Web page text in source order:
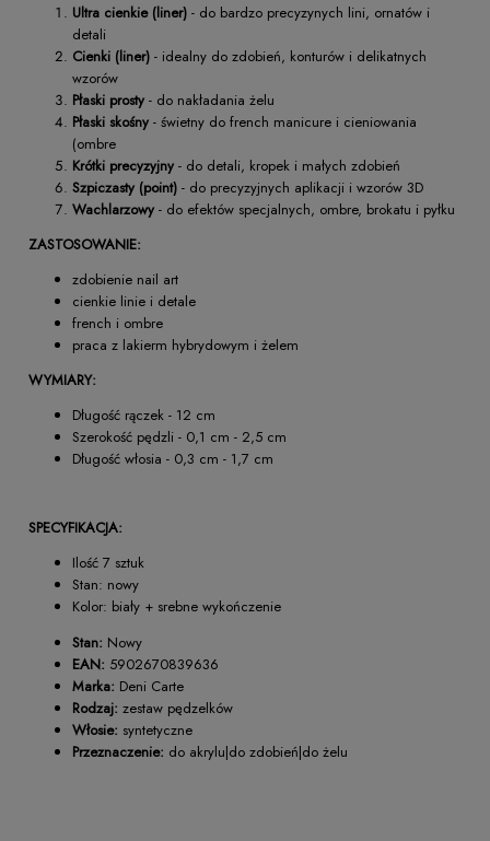
Ultra cienkie (liner) - do bardzo precyzynych lini, ornatów i
detali
Cienki (liner) - idealny do zdobień, konturów i delikatnych
wzorów
Płaski prosty - do nakładania żelu
Płaski skośny - świetny do french manicure i cieniowania
(ombre
Krótki precyzyjny - do detali, kropek i małych zdobień
Szpiczasty (point) - do precyzyjnych aplikacji i wzorów 3D
Wachlarzowy - do efektów specjalnych, ombre, brokatu i pyłku
ZASTOSOWANIE:
zdobienie nail art
cienkie linie i detale
french i ombre
praca z lakierm hybrydowym i żelem
WYMIARY:
Długość rączek - 12 cm
Szerokość pędzli - 0,1 cm - 2,5 cm
Długość włosia - 0,3 cm - 1,7 cm
SPECYFIKACJA:
Ilość 7 sztuk
Stan: nowy
Kolor: biały + srebne wykończenie
Stan: Nowy
EAN: 5902670839636
Marka: Deni Carte
Rodzaj: zestaw pędzelków
Włosie: syntetyczne
Przeznaczenie: do akrylu|do zdobień|do żelu